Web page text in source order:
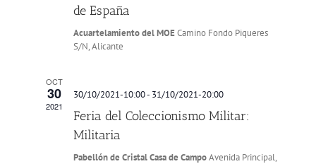
de España
Acuartelamiento del MOECamino Fondo Piqueres
S/N, Alicante
OCT
30
2021
30/10/2021-10:00- 31/10/2021-20:00
Feria del Coleccionismo Militar:
Militaria
Pabellón de Cristal Casa de CampoAvenida Principal,